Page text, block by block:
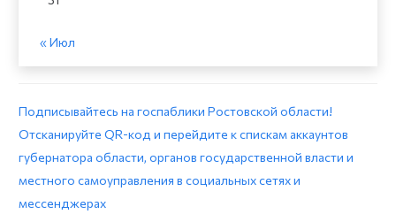
« Июл
Подписывайтесь на госпаблики Ростовской области!
Отсканируйте QR-код и перейдите к спискам аккаунтов
губернатора области, органов государственной власти и
местного самоуправления в социальных сетях и
мессенджерах